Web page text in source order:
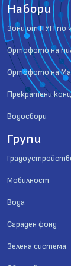
Набори
Зони от ПУП по
Ортофото на
Ортофото на
Прекратени
Водосбори
Групи
Мобилност
Вода
Сграден фонд
Зелена система